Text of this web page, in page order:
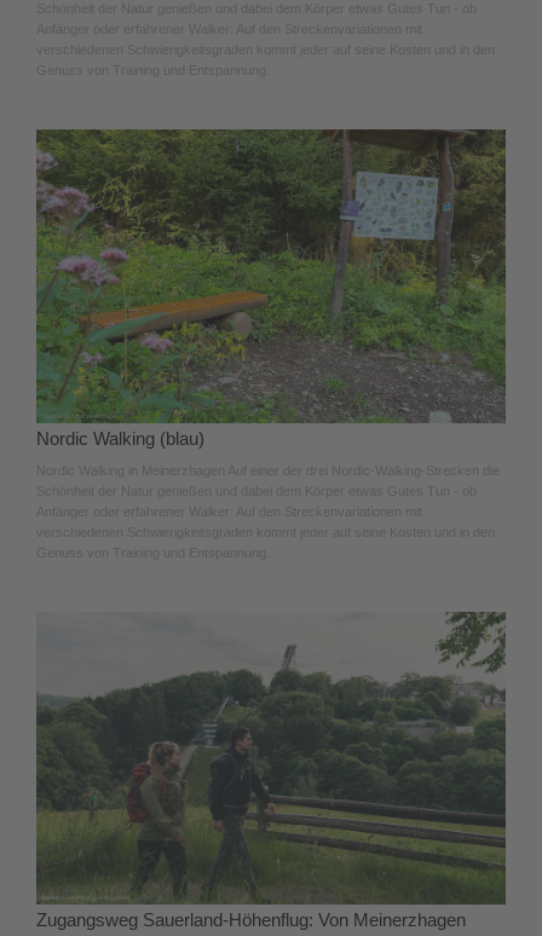
Schönheit der Natur genießen und dabei dem Körper etwas Gutes Tun - ob
Anfänger oder erfahrener Walker: Auf den Streckenvariationen mit
verschiedenen Schwierigkeitsgraden kommt jeder auf seine Kosten und in den
Genuss von Training und Entspannung.
Nordic Walking (blau)
Nordic Walking in Meinerzhagen Auf einer der drei Nordic-Walking-Strecken die
Schönheit der Natur genießen und dabei dem Körper etwas Gutes Tun - ob
Anfänger oder erfahrener Walker: Auf den Streckenvariationen mit
verschiedenen Schwierigkeitsgraden kommt jeder auf seine Kosten und in den
Genuss von Training und Entspannung.
Zugangsweg Sauerland-Höhenflug: Von Meinerzhagen